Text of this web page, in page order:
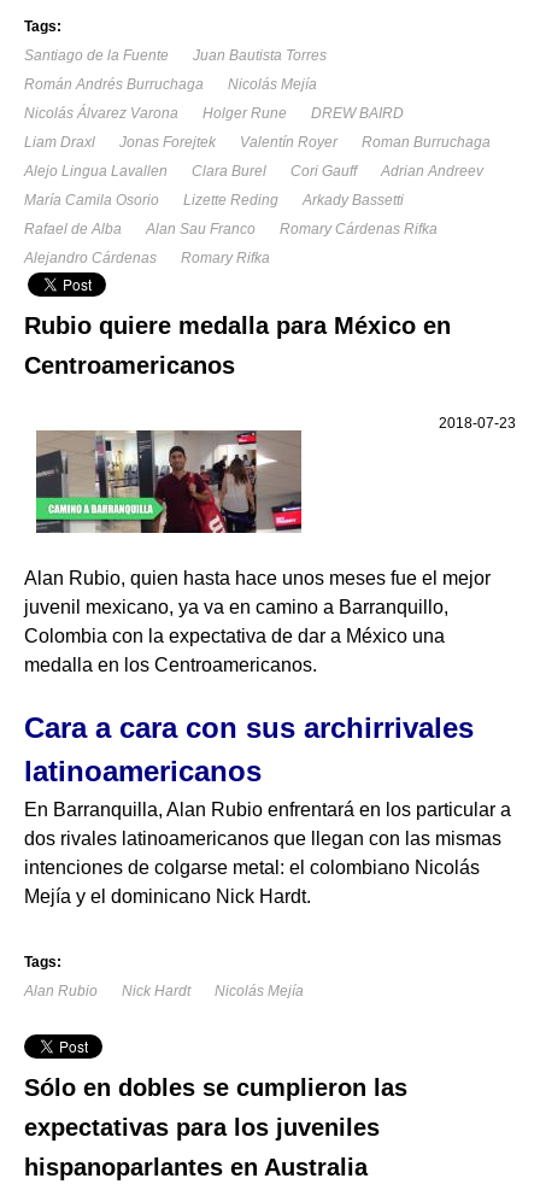
Tags:
Santiago de la Fuente
Juan Bautista Torres
Román Andrés Burruchaga
Nicolás Mejía
Nicolás Álvarez Varona
Holger Rune
DREW BAIRD
Liam Draxl
Jonas Forejtek Valentín Royer
Roman Burruchaga
Alejo Lingua Lavallen
Clara Burel Cori Gauff
Adrian Andreev
María Camila Osorio
Lizette Reding
Arkady Bassetti
Rafael de Alba
Alan Sau Franco
Romary Cárdenas Rifka
Alejandro Cárdenas
Romary Rifka
Rubio quiere medalla para México en
Centroamericanos
2018-07-23
Alan Rubio, quien hasta hace unos meses fue el mejor
juvenil mexicano, ya va en camino a Barranquillo,
Colombia con la expectativa de dar a México una
medalla en los Centroamericanos.
Cara a cara con sus archirrivales
latinoamericanos
En Barranquilla, Alan Rubio enfrentará en los particular a
dos rivales latinoamericanos que llegan con las mismas
intenciones de colgarse metal: el colombiano Nicolás
Mejía y el dominicano Nick Hardt.
Tags:
Alan Rubio
Nick Hardt Nicolás Mejía
Sólo en dobles se cumplieron las
expectativas para los juveniles
hispanoparlantes en Australia